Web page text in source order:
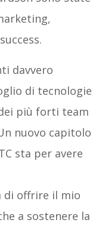
davvero
di tecnologie
più forti team
nuovo capitolo
sta per avere
di offrire il mio
a sostenere la